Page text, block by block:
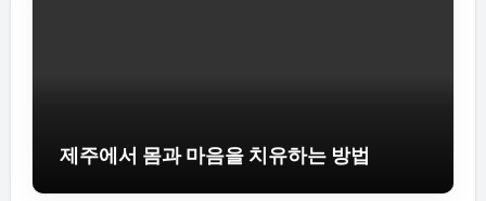
제주에서 몸과 마음을 치유하는 방법